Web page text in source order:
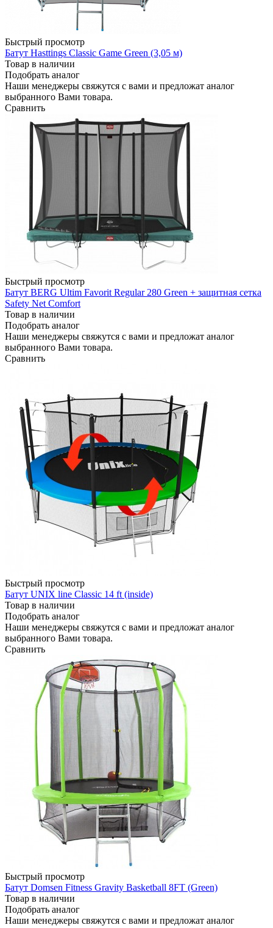
Быстрый просмотр
Батут Hasttings Classic Game Green (3,05 м)
Товар в наличии
Подобрать аналог
Наши менеджеры свяжутся с вами и предложат аналог
выбранного Вами товара.
Сравнить
Быстрый просмотр
Батут BERG Ultim Favorit Regular 280 Green + защитная сетка
Safety Net Comfort
Товар в наличии
Подобрать аналог
Наши менеджеры свяжутся с вами и предложат аналог
выбранного Вами товара.
Сравнить
Быстрый просмотр
Батут UNIX line Classic 14 ft (inside)
Товар в наличии
Подобрать аналог
Наши менеджеры свяжутся с вами и предложат аналог
выбранного Вами товара.
Сравнить
Быстрый просмотр
Батут Domsen Fitness Gravity Basketball 8FT (Green)
Товар в наличии
Подобрать аналог
Наши менеджеры свяжутся с вами и предложат аналог